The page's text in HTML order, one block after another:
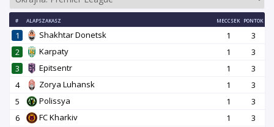
# ALAPSZAKASZ MECCSEK PONTOK
1 Shakhtar Donetsk 1
3
2
Karpaty 1
3
3
Epitsentr 1
3
4
Zorya Luhansk 1
3
5
Polissya 1
3
6
FC Kharkiv 1
3